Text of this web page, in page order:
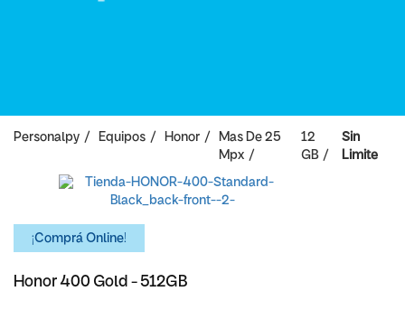
Personalpy Equipos Honor
Mas De 25
Mpx
12
GB
Sin
Limite
¡Comprá Online!
Honor 400 Gold - 512GB